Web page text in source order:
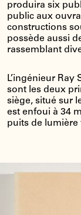
produira six
public aux
constructions
possède aussi
rassemblant
L’ingénieur Ray
sont les deux
siège, situé sur
est enfoui à 34
puits de lumière